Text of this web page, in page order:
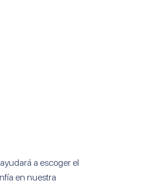
a escoger el
en nuestra